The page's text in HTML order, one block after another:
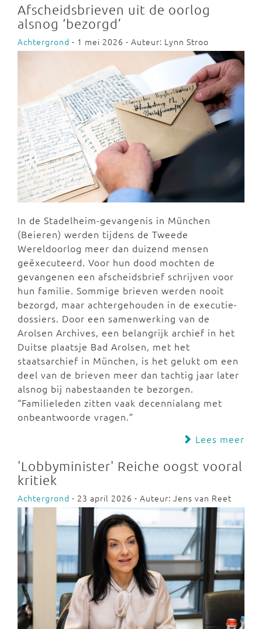
Afscheidsbrieven uit de oorlog
alsnog ‘bezorgd’
Achtergrond - 1 mei 2026 - Auteur: Lynn Stroo
In de Stadelheim-gevangenis in München
(Beieren) werden tijdens de Tweede
Wereldoorlog meer dan duizend mensen
geëxecuteerd. Voor hun dood mochten de
gevangenen een afscheidsbrief schrijven voor
hun familie. Sommige brieven werden nooit
bezorgd, maar achtergehouden in de executie-
dossiers. Door een samenwerking van de
Arolsen Archives, een belangrijk archief in het
Duitse plaatsje Bad Arolsen, met het
staatsarchief in München, is het gelukt om een
deel van de brieven meer dan tachtig jaar later
alsnog bij nabestaanden te bezorgen.
“Familieleden zitten vaak decennialang met
onbeantwoorde vragen.”
Lees meer
'Lobbyminister' Reiche oogst vooral
kritiek
Achtergrond - 23 april 2026 - Auteur: Jens van Reet